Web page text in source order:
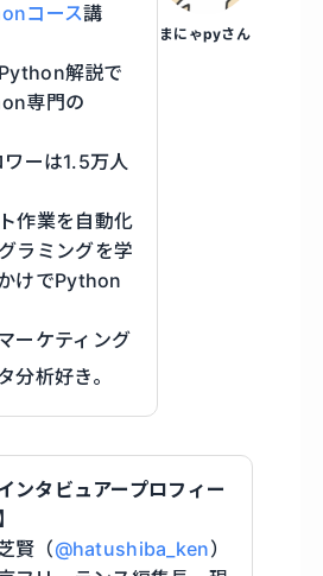
まにゃpyさん
コース講
解説で
専門の
ーは1.5万人
作業を自動化
ラミングを学
けでPython
ーケティング
分析好き。
インタビュアープロフィー
賢（@hatushiba_ken）